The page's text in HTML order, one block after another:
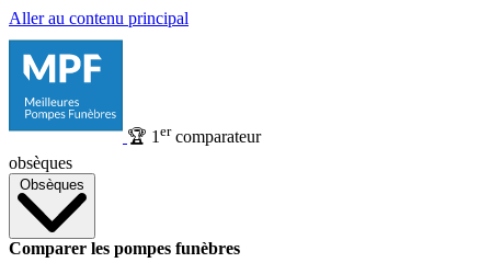
Aller au contenu principal
🏆 1 ercomparateur
obsèques
Obsèques
Comparer les pompes funèbres